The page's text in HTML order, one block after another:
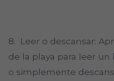
8. Leer o descansar:
de la playa para leer
o simplemente